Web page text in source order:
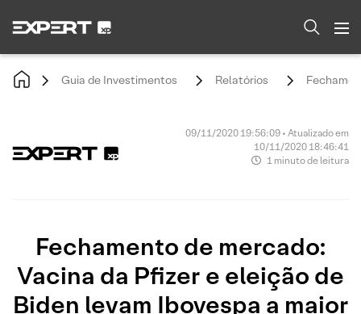
Guia de Investimentos Relatórios
09/11/2020 19:56:09 • Atualizado em
10/11/2020 18:46:41
1 minuto de leitura
Fechamento de mercado:
Vacina da Pfizer e eleição de
Biden levam Ibovespa a maior